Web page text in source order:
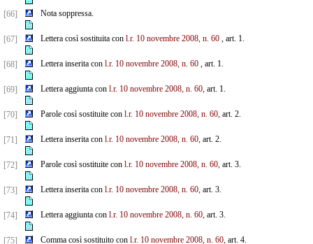
[66] Nota soppressa.
[67] Lettera così sostituita con l.r. 10 novembre 2008, n. 60, art. 1.
[68] Lettera inserita con l.r. 10 novembre 2008, n. 60, art. 1.
[69] Lettera aggiunta con l.r. 10 novembre 2008, n. 60,art. 1.
[70] Parole così sostituite con l.r. 10 novembre 2008, n. 60,art. 2.
[71] Lettera inserita con l.r. 10 novembre 2008, n. 60,art. 2.
[72] Parole così sostituite con l.r. 10 novembre 2008, n. 60,art. 3.
[73] Lettera inserita con l.r. 10 novembre 2008, n. 60,art. 3.
[74] Lettera aggiunta con l.r. 10 novembre 2008, n. 60,art. 3.
[75] Comma così sostituito con l.r. 10 novembre 2008, n. 60,art. 4.